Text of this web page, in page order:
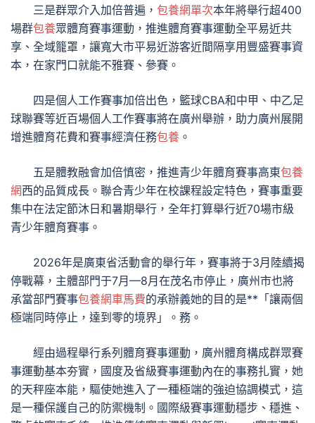
三是群眾介入加倍普遍， 包養網單次本年將舉行超400
場群包養眾體育賽事運動，推進體育賽事運動全平易近共
享、全域籠罩，讓寬大市平易近游客近間隔享用豐盛賽事資
本，在家門口就能不雅賽、參賽。
四是個人工作賽事加倍出色，籃球CBA和中甲、中乙足
球聯賽等近百場個人工作賽事將在廣州舉辦，助力廣州展開
增進體育花費和賽事經濟任務包養 。
五是體教融會加倍慎密，推進青少年體育賽事高東包養
網西的品質成長。聯合青少年在校課程設定特色，賽事重要
集中在法定節沐日和暑期舉行，全年打算舉行近70場市級
青少年體育賽事。
2026年是廣東省活動會的舉行年，賽事將于3月陸續揭
停戰幕，主體部門于7月—8月在茂名市停止，廣州市也將
承當部門賽事包養網車馬費的承辦義她的目的是**「讓兩個
極端同時停止，達到零的境界」。務。
經由過程舉行系列體育賽事運動，廣州體育構成群眾賽
事運動基本夯實，國度及省級賽事運動內在的事務扎實，她
的天秤座本能，驅使她進入了一種極端的強迫協調模式，這
是一種保護自己的防禦機制。國際級賽事運動穩步、穩進、